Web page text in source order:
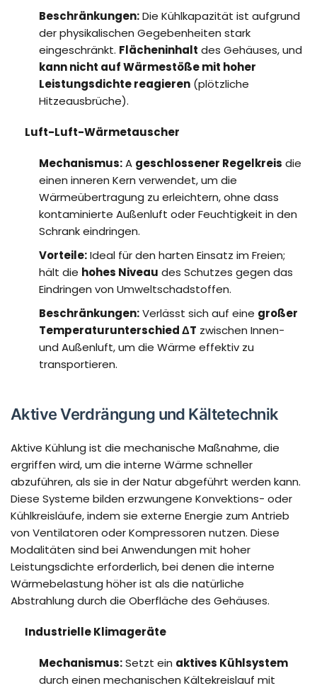
Beschränkungen:Die Kühlkapazität ist aufgrund
der physikalischen Gegebenheiten stark
eingeschränkt. Flächeninhalt des Gehäuses, und
kann nicht auf Wärmestöße mit hoher
Leistungsdichte reagieren (plötzliche
Hitzeausbrüche).
Luft-Luft-Wärmetauscher
Mechanismus:A geschlossener Regelkreis die
einen inneren Kern verwendet, um die
Wärmeübertragung zu erleichtern, ohne dass
kontaminierte Außenluft oder Feuchtigkeit in den
Schrank eindringen.
Vorteile:Ideal für den harten Einsatz im Freien;
hält die hohes Niveau des Schutzes gegen das
Eindringen von Umweltschadstoffen.
Beschränkungen:Verlässt sich auf eine großer
Temperaturunterschied ΔT zwischen Innen-
und Außenluft, um die Wärme effektiv zu
transportieren.
Aktive Verdrängung und Kältetechnik
Aktive Kühlung ist die mechanische Maßnahme, die
ergriffen wird, um die interne Wärme schneller
abzuführen, als sie in der Natur abgeführt werden kann.
Diese Systeme bilden erzwungene Konvektions- oder
Kühlkreisläufe, indem sie externe Energie zum Antrieb
von Ventilatoren oder Kompressoren nutzen. Diese
Modalitäten sind bei Anwendungen mit hoher
Leistungsdichte erforderlich, bei denen die interne
Wärmebelastung höher ist als die natürliche
Abstrahlung durch die Oberfläche des Gehäuses.
Industrielle Klimageräte
Mechanismus:Setzt ein aktives Kühlsystem
durch einen mechanischen Kältekreislauf mit